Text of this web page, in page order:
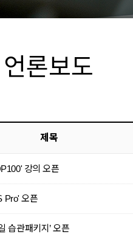
언론보도
제목
강의 오픈
Pro' 오픈
습관패키지’ 오픈